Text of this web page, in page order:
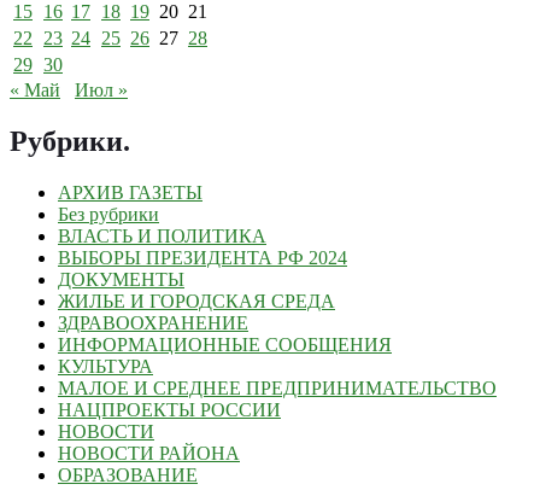
15 16 17 18 19 20 21
22 23 24 25 26 27 28
29 30
« Май
Июл »
Рубрики.
АРХИВ ГАЗЕТЫ
Без рубрики
ВЛАСТЬ И ПОЛИТИКА
ВЫБОРЫ ПРЕЗИДЕНТА РФ 2024
ДОКУМЕНТЫ
ЖИЛЬЕ И ГОРОДСКАЯ СРЕДА
ЗДРАВООХРАНЕНИЕ
ИНФОРМАЦИОННЫЕ СООБЩЕНИЯ
КУЛЬТУРА
МАЛОЕ И СРЕДНЕЕ ПРЕДПРИНИМАТЕЛЬСТВО
НАЦПРОЕКТЫ РОССИИ
НОВОСТИ
НОВОСТИ РАЙОНА
ОБРАЗОВАНИЕ